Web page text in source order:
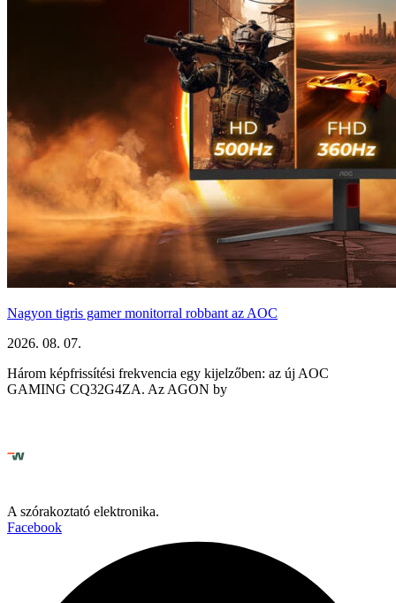
Nagyon tigris gamer monitorral robbant az AOC
2026. 08. 07.
Három képfrissítési frekvencia egy kijelzőben: az új AOC
GAMING CQ32G4ZA. Az AGON by
A szórakoztató elektronika.
Facebook